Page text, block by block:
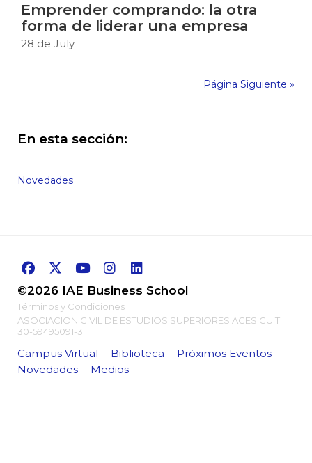
Emprender comprando: la otra
forma de liderar una empresa
28 de July
Página Siguiente »
En esta sección:
Novedades
©2026 IAE Business School
Términos y Condiciones
ASOCIACION CIVIL DE ESTUDIOS SUPERIORES ACES CUIT:
30-59495091-3
Campus Virtual Biblioteca
Próximos Eventos
Novedades
Medios